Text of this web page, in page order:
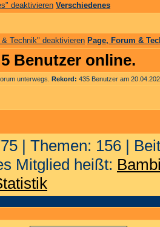
Verschiedenes
Page, Forum &
Benutzer online.
unterwegs. Rekord: 435 Benutzer am
| Themen: 156 |
Mitglied heißt: